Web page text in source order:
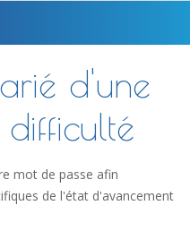
d'une
mot de passe afin
de l'état d'avancement